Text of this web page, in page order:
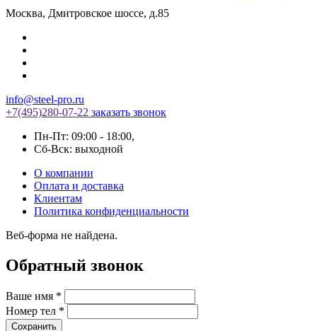
Москва, Дмитровское шоссе, д.85
info@steel-pro.ru
+7(495)280-07-22 заказать звонок
Пн-Пт: 09:00 - 18:00,
Cб-Вск: выходной
О компании
Оплата и доставка
Клиентам
Политика конфиденциальности
Веб-форма не найдена.
Обратный звонок
Ваше имя *
Номер тел *